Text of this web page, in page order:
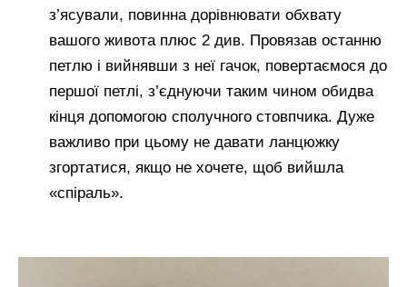
з’ясували, повинна дорівнювати обхвату
вашого живота плюс 2 див. Провязав останню
петлю і вийнявши з неї гачок, повертаємося до
першої петлі, з’єднуючи таким чином обидва
кінця допомогою сполучного стовпчика. Дуже
важливо при цьому не давати ланцюжку
згортатися, якщо не хочете, щоб вийшла
«спіраль».